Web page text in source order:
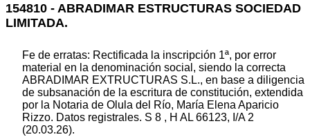
154810 - ABRADIMAR ESTRUCTURAS SOCIEDAD
LIMITADA.
Fe de erratas: Rectificada la inscripción 1ª, por error
material en la denominación social, siendo la correcta
ABRADIMAR EXTRUCTURAS S.L., en base a diligencia
de subsanación de la escritura de constitución, extendida
por la Notaria de Olula del Río, María Elena Aparicio
Rizzo. Datos registrales. S 8 , H AL 66123, I/A 2
(20.03.26).